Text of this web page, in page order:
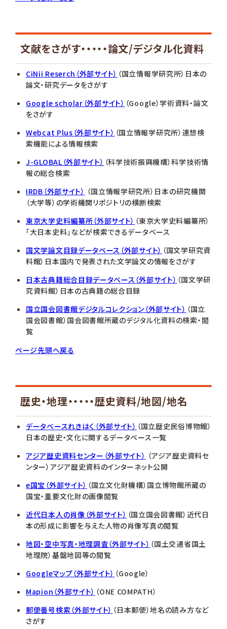
文献をさがす・・・・・論文/デジタル化資料
CiNii Reserch（外部サイト） （国立情報学研究所）日本の
論文・研究データをさがす
Google scholar（外部サイト） （Google）学術資料・論文
をさがす
Webcat Plus（外部サイト） （国立情報学研究所）連想検
索機能による情報検索
J-GLOBAL（外部サイト） （科学技術振興機構）科学技術情
報の総合検索
IRDB（外部サイト） （国立情報学研究所）日本の研究機関
（大学等）の学術機関リポジトリの横断検索
東京大学史料編纂所（外部サイト） （東京大学史料編纂所）
「大日本史料」などが検索できるデータベース
国文学論文目録データベース（外部サイト） （国文学研究資
料館）日本国内で発表された文学論文の情報をさがす
日本古典籍総合目録データベース（外部サイト） （国文学研
究資料館）日本の古典籍の総合目録
国立国会図書館デジタルコレクション（外部サイト） （国立
国会図書館）国会図書館所蔵のデジタル化資料の検索・閲
覧
ページ先頭へ戻る
歴史・地理・・・・・歴史資料/地図/地名
データベースれきはく（外部サイト） （国立歴史民俗博物館）
日本の歴史・文化に関するデータベース一覧
アジア歴史資料センター（外部サイト） （アジア歴史資料セ
ンター）アジア歴史資料のインターネット公開
e国宝（外部サイト） （国立文化財機構）国立博物館所蔵の
国宝・重要文化財の画像閲覧
近代日本人の肖像（外部サイト） （国立国会図書館）近代日
本の形成に影響を与えた人物の肖像写真の閲覧
地図・空中写真・地理調査（外部サイト） （国土交通省国土
地理院）基盤地図等の閲覧
Googleマップ（外部サイト） （Google）
Mapion（外部サイト） （ONE COMPATH）
郵便番号検索（外部サイト） （日本郵便）地名の読み方など
さがす